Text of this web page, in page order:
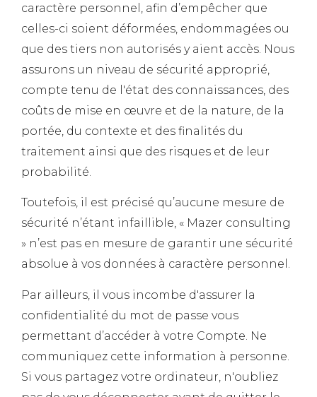
caractère personnel, afin d’empêcher que
celles-ci soient déformées, endommagées ou
que des tiers non autorisés y aient accès. Nous
assurons un niveau de sécurité approprié,
compte tenu de l'état des connaissances, des
coûts de mise en œuvre et de la nature, de la
portée, du contexte et des finalités du
traitement ainsi que des risques et de leur
probabilité.
Toutefois, il est précisé qu’aucune mesure de
sécurité n’étant infaillible, « Mazer consulting
» n’est pas en mesure de garantir une sécurité
absolue à vos données à caractère personnel.
Par ailleurs, il vous incombe d'assurer la
confidentialité du mot de passe vous
permettant d’accéder à votre Compte. Ne
communiquez cette information à personne.
Si vous partagez votre ordinateur, n'oubliez